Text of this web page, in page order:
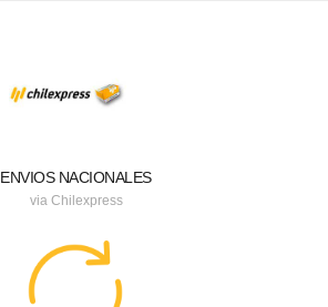
ENVIOS NACIONALES
via Chilexpress